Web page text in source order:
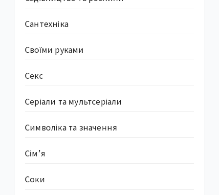
Сантехніка
Своїми руками
Секс
Серіали та мультсеріали
Символіка та значення
Сім’я
Соки